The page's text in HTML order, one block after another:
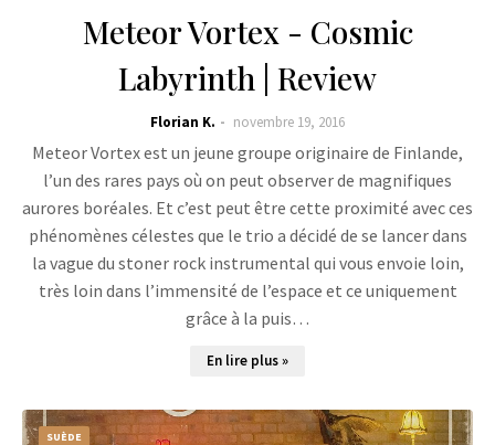
Meteor Vortex - Cosmic
Labyrinth | Review
Florian K. novembre 19, 2016
Meteor Vortex est un jeune groupe originaire de Finlande,
l’un des rares pays où on peut observer de magnifiques
aurores boréales. Et c’est peut être cette proximité avec ces
phénomènes célestes que le trio a décidé de se lancer dans
la vague du stoner rock instrumental qui vous envoie loin,
très loin dans l’immensité de l’espace et ce uniquement
grâce à la puis…
En lire plus »
SUÈDE